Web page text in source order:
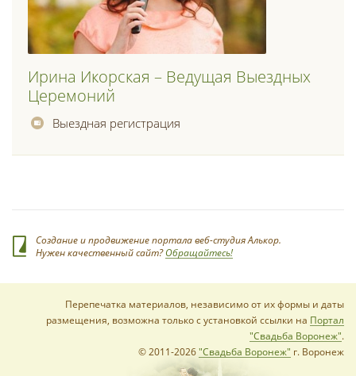
Ирина Икорская – Ведущая Выездных
Церемоний
Выездная регистрация
Создание и продвижение портала веб-студия Алькор.
Нужен качественный сайт?Обращайтесь!
Перепечатка материалов, независимо от их формы и даты
размещения, возможна только с установкой ссылки на Портал
"Свадьба Воронеж".
© 2011-2026"Свадьба Воронеж" г. Воронеж